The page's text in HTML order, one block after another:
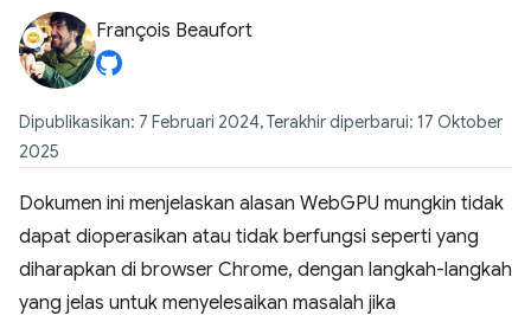
François Beaufort
Dipublikasikan: 7 Februari 2024, Terakhir diperbarui: 17 Oktober
2025
Dokumen ini menjelaskan alasan WebGPU mungkin tidak
dapat dioperasikan atau tidak berfungsi seperti yang
diharapkan di browser Chrome, dengan langkah-langkah
yang jelas untuk menyelesaikan masalah jika